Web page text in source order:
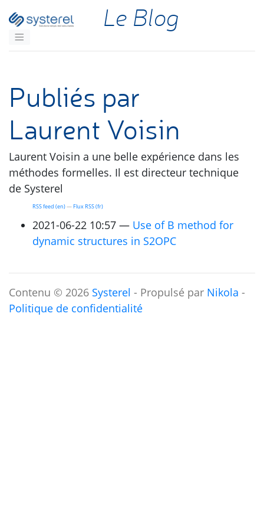
Aller au contenu principalLe Blog
Publiés par
Laurent Voisin
Laurent Voisin a une belle expérience dans les
méthodes formelles. Il est directeur technique
de Systerel
RSSfeed (en) FluxRSS(fr)
2021-06-22 10:57
Use of B method for
dynamic structures in S2OPC
Contenu © 2026 Systerel - Propulsé par Nikola -
Politique de confidentialité